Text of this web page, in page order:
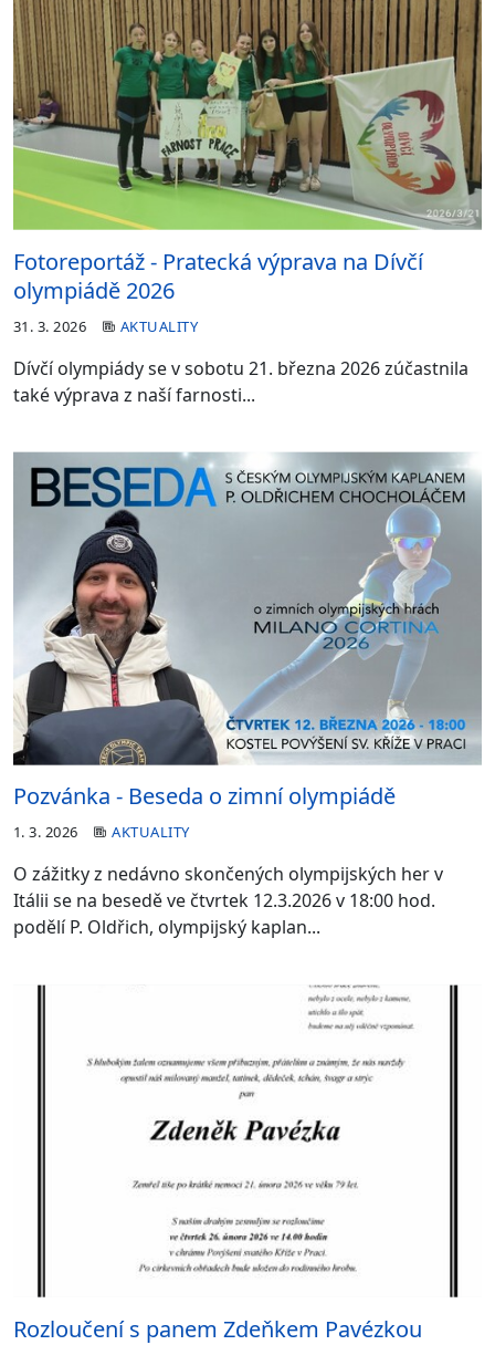
Fotoreportáž - Pratecká výprava na Dívčí
olympiádě 2026
31. 3. 2026 AKTUALITY
Dívčí olympiády se v sobotu 21. března 2026 zúčastnila
také výprava z naší farnosti...
Pozvánka - Beseda o zimní olympiádě
1. 3. 2026 AKTUALITY
O zážitky z nedávno skončených olympijských her v
Itálii se na besedě ve čtvrtek 12.3.2026 v 18:00 hod.
podělí P. Oldřich, olympijský kaplan...
Rozloučení s panem Zdeňkem Pavézkou